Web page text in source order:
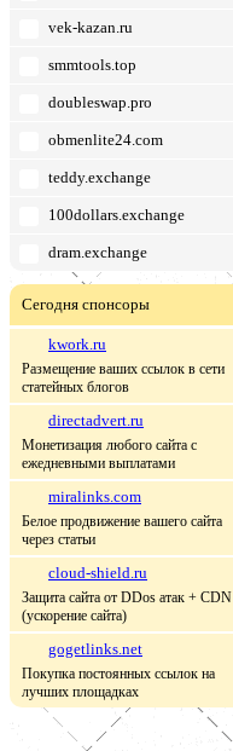
vek-kazan.ru
smmtools.top
doubleswap.pro
obmenlite24.com
teddy.exchange
100dollars.exchange
dram.exchange
Сегодня спонсоры
kwork.ru
Размещение ваших ссылок в сети
статейных блогов
directadvert.ru
Монетизация любого сайта с
ежедневными выплатами
miralinks.com
Белое продвижение вашего сайта
через статьи
cloud-shield.ru
Защита сайта от DDos атак + CDN
(ускорение сайта)
gogetlinks.net
Покупка постоянных ссылок на
лучших площадках